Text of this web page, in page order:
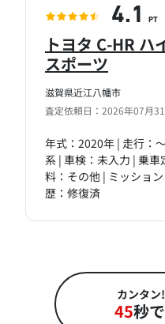
滋賀県近江八幡市
査定依頼日：2026年07月
トヨタ C-HR ハ
スポーツ
年式：2020年 | 走行：
系 | 車検：未入力 | 乗
料：その他 | ミッショ
歴：修復済
4.1 PT
カンタ
45秒